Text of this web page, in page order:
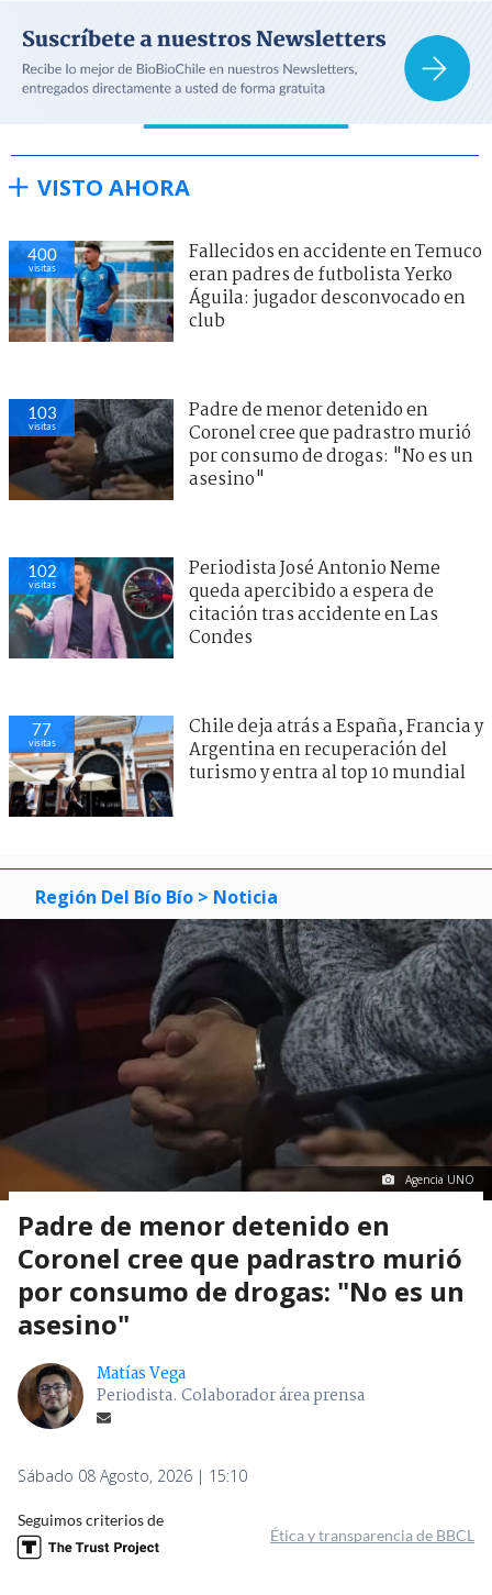
VISTO AHORA
400
visitas
Fallecidos en accidente en Temuco
eran padres de futbolista Yerko
Águila: jugador desconvocado en
club
103
visitas
Padre de menor detenido en
Coronel cree que padrastro murió
por consumo de drogas: "No es un
asesino"
102
visitas
Periodista José Antonio Neme
queda apercibido a espera de
citación tras accidente en Las
Condes
77
visitas
Chile deja atrás a España, Francia y
Argentina en recuperación del
turismo y entra al top 10 mundial
Región Del Bío Bío > Noticia
Agencia UNO
Padre de menor detenido en
Coronel cree que padrastro murió
por consumo de drogas: "No es un
asesino"
Matías Vega
Periodista. Colaborador área prensa
Sábado 08 Agosto, 2026 | 15:10
Seguimos criterios de
Ética y transparencia de BBCL